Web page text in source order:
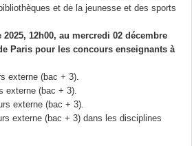
et de la jeunesse et des sports
12h00, au mercredi 02 décembre
Paris pour les concours enseignants à
externe (bac + 3).
externe (bac + 3).
externe (bac + 3).
externe (bac + 3) dans les disciplines